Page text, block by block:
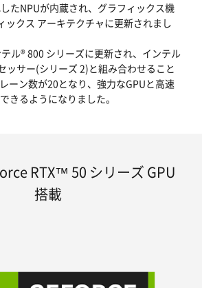
たNPUが内蔵され、グラフィックス機
ックス アーキテクチャに更新されまし
ル® 800 シリーズに更新され、インテル
サー(シリーズ 2)と組み合わせること
ーン数が20となり、強力なGPUと高速
きるようになりました。
RTX™ 50 シリーズ GPU
搭載